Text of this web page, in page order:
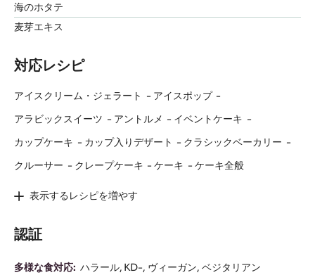
海のホタテ
麦芽エキス
対応レシピ
アイスクリーム・ジェラート
アイスポップ
アラビックスイーツ
アントルメ
イベントケーキ
カップケーキ
カップ入りデザート
クラシックベーカリー
クルーサー
クレープケーキ ケーキ ケーキ全般
表示するレシピを増やす
認証
多様な食対応: ハラール KD- ヴィーガン ベジタリアン